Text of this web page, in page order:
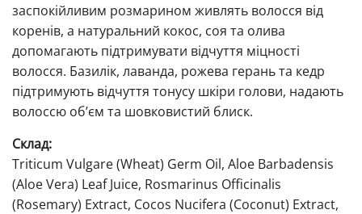
заспокійливим розмарином живлять волосся від
коренів, а натуральний кокос, соя та олива
допомагають підтримувати відчуття міцності
волосся. Базилік, лаванда, рожева герань та кедр
підтримують відчуття тонусу шкіри голови, надають
волоссю об’єм та шовковистий блиск.
Склад:
Triticum Vulgare (Wheat) Germ Oil, Aloe Barbadensis
(Aloe Vera) Leaf Juice, Rosmarinus Officinalis
(Rosemary) Extract, Cocos Nucifera (Coconut) Extract,